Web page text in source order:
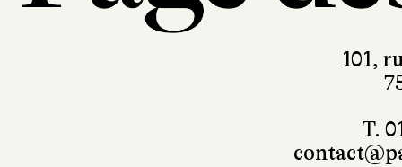
101,
T.